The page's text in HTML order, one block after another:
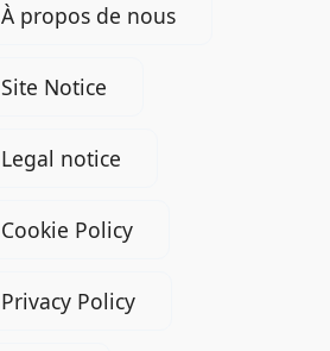
À propos de nous
Site Notice
Legal notice
Cookie Policy
Privacy Policy